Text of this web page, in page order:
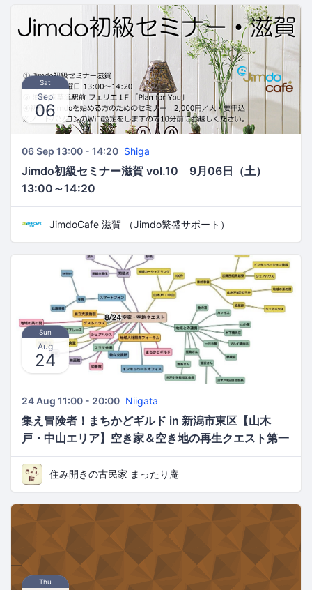
Sat
Sep
06
06 Sep 13:00 - 14:20 Shiga
Jimdo初級セミナー滋賀 vol.10 9月06日（土）
13:00～14:20
JimdoCafe 滋賀 （Jimdo繁盛サポート）
Sun
Aug
24
24 Aug 11:00 - 20:00 Niigata
集え冒険者！まちかどギルド in 新潟市東区【山木
戸・中山エリア】空き家＆空き地の再生クエスト第一
弾☆
住み開きの古民家 まったり庵
Thu